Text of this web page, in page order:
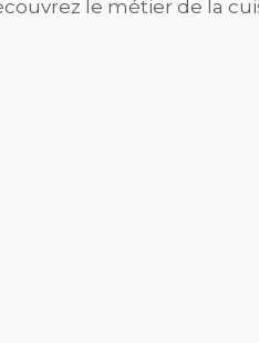
le métier de la